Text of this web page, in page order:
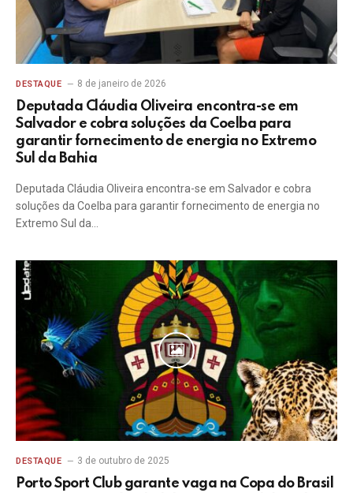
DESTAQUE 8 de janeiro de 2026
Deputada Cláudia Oliveira encontra-se em
Salvador e cobra soluções da Coelba para
garantir fornecimento de energia no Extremo
Sul da Bahia
Deputada Cláudia Oliveira encontra-se em Salvador e cobra
soluções da Coelba para garantir fornecimento de energia no
Extremo Sul da…
DESTAQUE 3 de outubro de 2025
Porto Sport Club garante vaga na Copa do Brasil